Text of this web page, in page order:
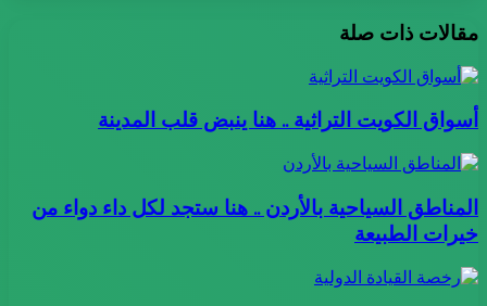
مقالات ذات صلة
أسواق الكويت التراثية .. هنا ينبض قلب المدينة
المناطق السياحية بالأردن .. هنا ستجد لكل داء دواء من
خيرات الطبيعة